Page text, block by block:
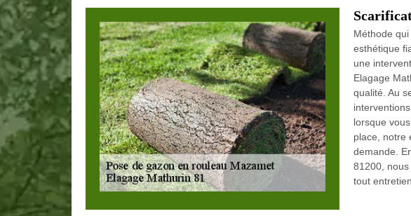
Méthode
esthétique
une
Elagage
qualité. Au
lorsque
place, notre
demande.
81200,
tout